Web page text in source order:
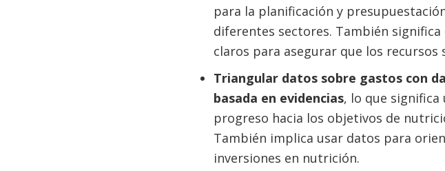
para la planificación y
diferentes sectores. También
claros para asegurar que los
Triangular datos sobre gastos con
basada en evidencias, lo que
progreso hacia los objetivos de
También implica usar datos para
inversiones en nutrición.